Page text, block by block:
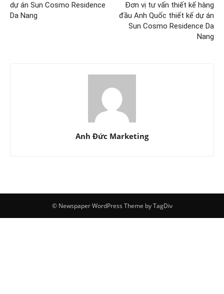
dự án Sun Cosmo Residence
Da Nang
Đơn vị tư vấn thiết kế hàng
đầu Anh Quốc thiết kế dự án
Sun Cosmo Residence Da
Nang
Anh Đức Marketing
© Newspaper WordPress Theme by TagDiv